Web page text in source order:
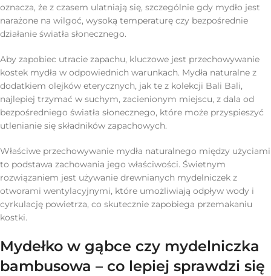
oznacza, że z czasem ulatniają się, szczególnie gdy mydło jest
narażone na wilgoć, wysoką temperaturę czy bezpośrednie
działanie światła słonecznego.
Aby zapobiec utracie zapachu, kluczowe jest przechowywanie
kostek mydła w odpowiednich warunkach. Mydła naturalne z
dodatkiem olejków eterycznych, jak te z kolekcji Bali Bali,
najlepiej trzymać w suchym, zacienionym miejscu, z dala od
bezpośredniego światła słonecznego, które może przyspieszyć
utlenianie się składników zapachowych.
Właściwe przechowywanie mydła naturalnego między użyciami
to podstawa zachowania jego właściwości. Świetnym
rozwiązaniem jest używanie drewnianych mydelniczek z
otworami wentylacyjnymi, które umożliwiają odpływ wody i
cyrkulację powietrza, co skutecznie zapobiega przemakaniu
kostki.
Mydełko w gąbce czy mydelniczka
bambusowa – co lepiej sprawdzi się